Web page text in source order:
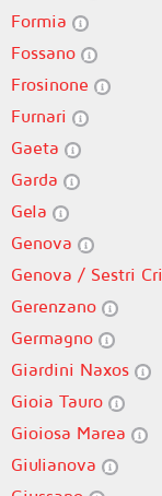
Formia
Fossano
Frosinone
Furnari
Gaeta
Garda
Gela
Genova
Genova / Sestri
Gerenzano
Germagno
Giardini Naxos
Gioia Tauro
Gioiosa Marea
Giulianova